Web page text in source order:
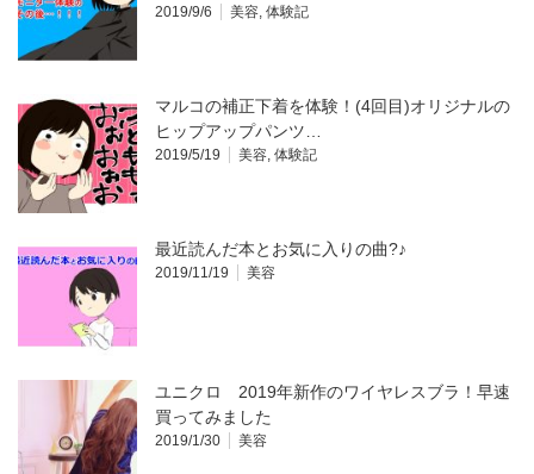
2019/9/6 美容, 体験記
マルコの補正下着を体験！(4回目)オリジナルの
ヒップアップパンツ…
2019/5/19 美容, 体験記
最近読んだ本とお気に入りの曲?♪
2019/11/19 美容
ユニクロ 2019年新作のワイヤレスブラ！早速
買ってみました
2019/1/30 美容